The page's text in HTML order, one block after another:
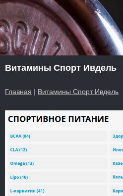
Витамины Спорт Ивдель
Главная | Витамины Спорт Ивдель